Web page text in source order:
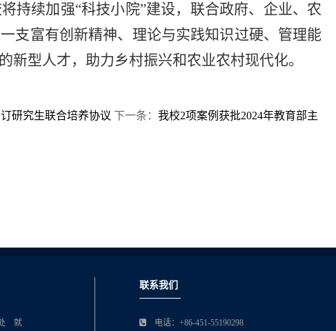
持续加强“科技小院”建设，联合政府、企业、农
支富有创新精神、理论与实践知识过硬、管理能
型人才，助力乡村振兴和农业农村现代化。
研究生联合培养协议 下一条： 我校2项案例获批2024年教育部主
就
联系我们
电话：+86-451-55190298